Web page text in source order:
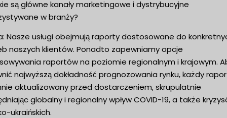
są główne kanały marketingowe i dystrybucyjne
w branży?
Nasze usługi obejmują raporty dostosowane do
naszych klientów. Ponadto zapewniamy opcje
raportów na poziomie regionalnym i krajowym.
najwyższą dokładność prognozowania rynku, każdy
aktualizowany przed dostarczeniem, skrupulatnie
globalny i regionalny wpływ COVID-19, a także
ukraińskich.